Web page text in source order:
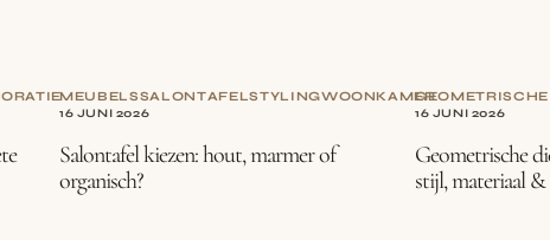
MEUBELSSALONTAFELSTYLINGWOONKAMER
16 JUNI 2026
Salontafel kiezen: hout, marmer of
organisch?
16 JUNI 2026
Geometrische
stijl, materiaal